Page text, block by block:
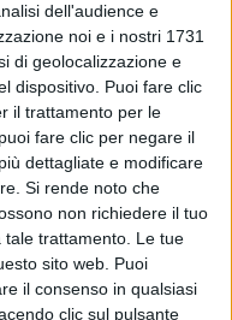
dell'audience e
noi e i nostri 1731
di geolocalizzazione e
dispositivo. Puoi fare clic
il trattamento per le
fare clic per negare il
dettagliate e modificare
Si rende noto che
non richiedere il tuo
trattamento. Le tue
sito web. Puoi
il consenso in qualsiasi
clic sul pulsante
”, ha scritto il
compagni di viaggio
Riccardo Nocera, la
e l'addetta stampa
iniziato al meglio.
alle corde vocali
ospite insieme a
dei duetti al